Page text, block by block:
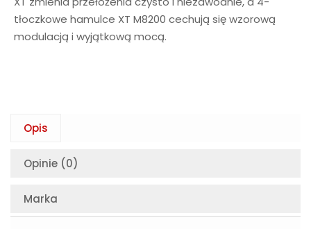
tłoczkowe hamulce XT M8200 cechują się wzorową
modulacją i wyjątkową mocą.
Opis
Opinie (0)
Marka